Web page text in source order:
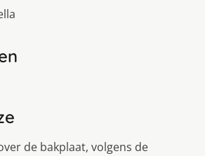
de bakplaat, volgens de